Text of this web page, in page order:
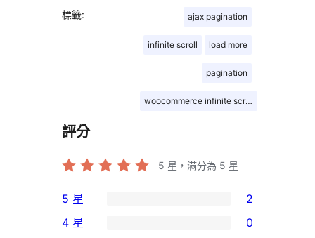
標籤: ajax pagination
infinite scroll load more
pagination
woocommerce infinite scroll
評分
5 星，滿分為 5 星
2
個
5 星 2
4 星 0